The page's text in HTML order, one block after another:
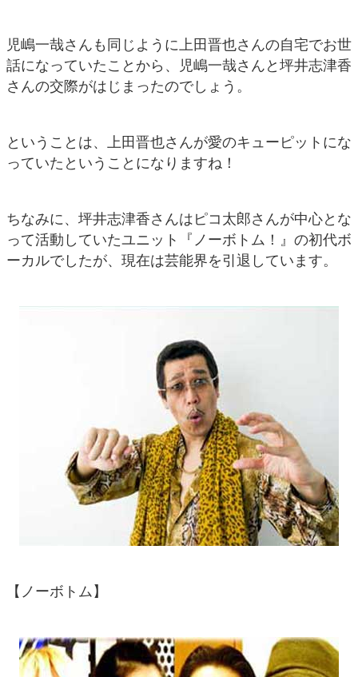
児嶋一哉さんも同じように上田晋也さんの自宅でお世
話になっていたことから、児嶋一哉さんと坪井志津香
さんの交際がはじまったのでしょう。
ということは、上田晋也さんが愛のキューピットにな
っていたということになりますね！
ちなみに、坪井志津香さんはピコ太郎さんが中心とな
って活動していたユニット『ノーボトム！』の初代ボ
ーカルでしたが、現在は芸能界を引退しています。
【ノーボトム】